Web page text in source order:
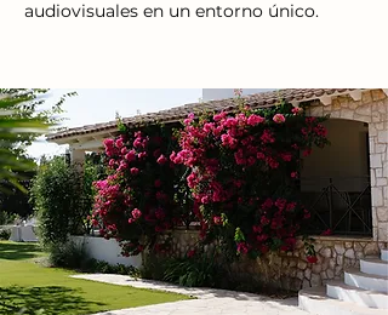
audiovisuales en un entorno único.